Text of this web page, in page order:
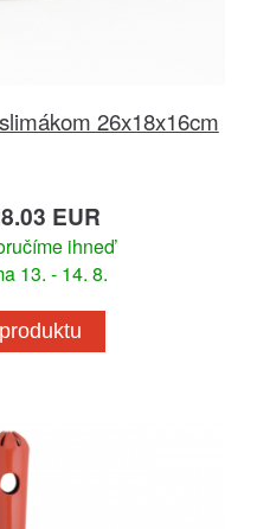
26x18x16cm
EUR
ihneď
13. - 14. 8.